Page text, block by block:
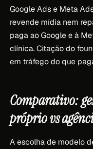
Google Ads e Meta
revende mídia nem
paga ao Google e à
clínica. Citação do
em tráfego do que
Comparativo:
próprio vs
A escolha de modelo